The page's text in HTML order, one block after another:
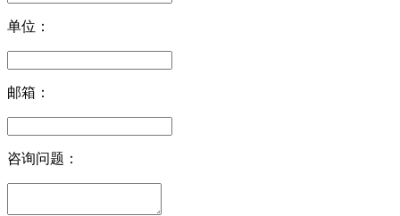
单位：
邮箱：
咨询问题：